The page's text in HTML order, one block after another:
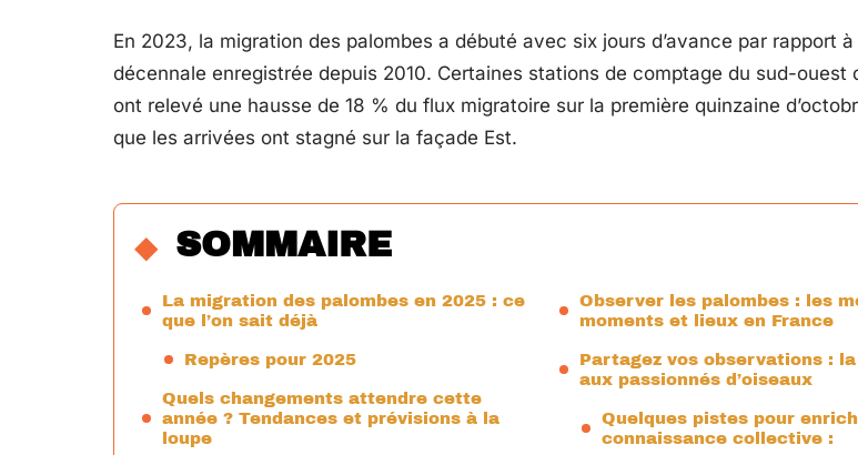
En 2023, la migration des palombes a débuté avec six jours d’avance par rapport
décennale enregistrée depuis 2010. Certaines stations de comptage du sud-ouest
ont relevé une hausse de 18 % du flux migratoire sur la première quinzaine
que les arrivées ont stagné sur la façade Est.
SOMMAIRE
La migration des palombes en 2025 : ce
que l’on sait déjà
Repères pour 2025
Quels changements attendre cette
année ? Tendances et prévisions à la
loupe
Observer les palombes : les
moments et lieux en France
Partagez vos observations :
aux passionnés d’oiseaux
Quelques pistes pour
connaissance collective :